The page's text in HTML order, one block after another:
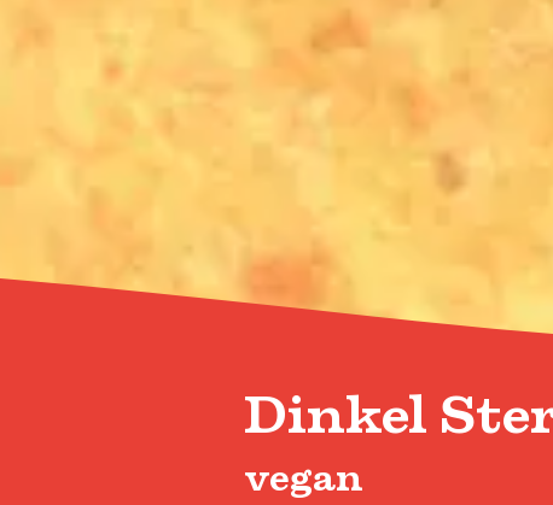
Dinkel
vegan